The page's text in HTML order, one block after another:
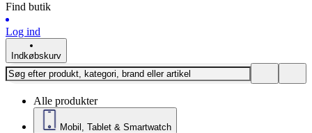
Find butik
Log ind
Indkøbskurv
Alle produkter
Mobil, Tablet & Smartwatch